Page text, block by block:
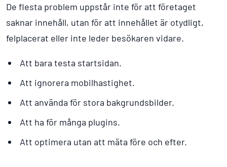
De flesta problem uppstår inte för att företaget
saknar innehåll, utan för att innehållet är otydligt,
felplacerat eller inte leder besökaren vidare.
Att bara testa startsidan.
Att ignorera mobilhastighet.
Att använda för stora bakgrundsbilder.
Att ha för många plugins.
Att optimera utan att mäta före och efter.